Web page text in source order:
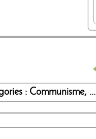
: Communisme, ...